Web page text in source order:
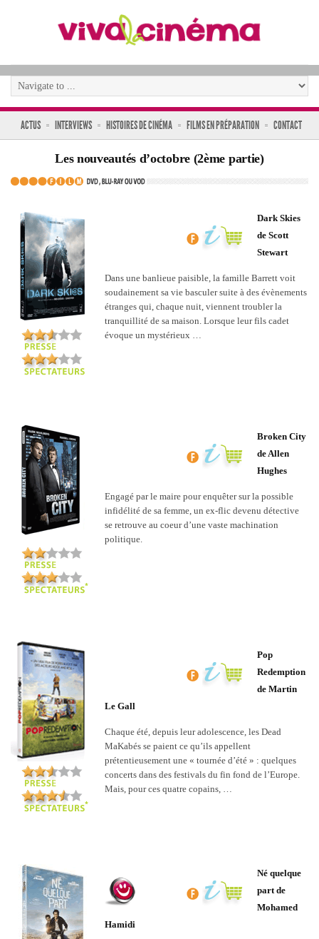
ACTUS INTERVIEWS HISTOIRES DE CINÉMA FILMS EN PRÉPARATION CONTACT
Les nouveautés d’octobre (2ème partie)
Dark Skies
de Scott
Stewart
Dans une banlieue paisible, la famille Barrett voit
soudainement sa vie basculer suite à des évènements
étranges qui, chaque nuit, viennent troubler la
tranquillité de sa maison. Lorsque leur fils cadet
évoque un mystérieux …
Broken City
de Allen
Hughes
Engagé par le maire pour enquêter sur la possible
infidélité de sa femme, un ex-flic devenu détective
se retrouve au coeur d’une vaste machination
politique.
Pop
Redemption
de Martin
Le Gall
Chaque été, depuis leur adolescence, les Dead
MaKabés se paient ce qu’ils appellent
prétentieusement une « tournée d’été » : quelques
concerts dans des festivals du fin fond de l’Europe.
Mais, pour ces quatre copains, …
Né quelque
part de
Mohamed
Hamidi